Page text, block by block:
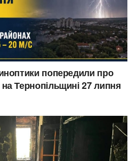
попередили про
Тернопільщині 27 липня